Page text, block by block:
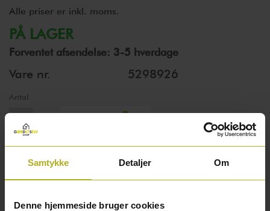
Samtykke Detaljer Om
Denne hjemmeside bruger cookies
Alle priser er inkl. moms.
PÅ LAGER
Forventet afsendelse: 3-5 hverdage
Vare nr. 5298926
Antal
Hvid - Højde 7,3 cm.
Detaljer